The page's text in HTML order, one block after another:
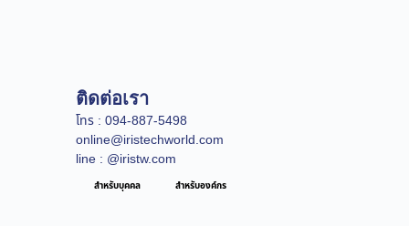
ติดต่อเรา
โทร : 094-887-5498
online@iristechworld.com
line : @iristw.com
สำหรับบุคคล สำหรับองค์กร